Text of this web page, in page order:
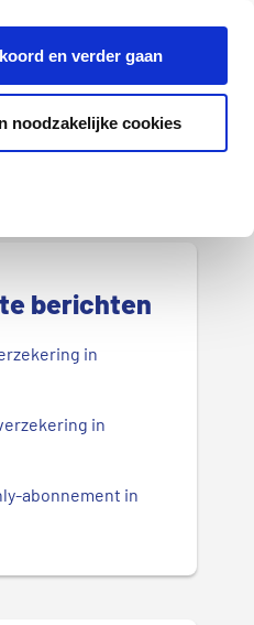
en verder gaan
noodzakelijke cookies
berichten
in
in
abonnement in